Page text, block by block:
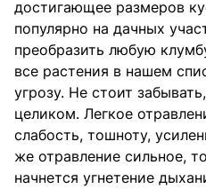
достигающее размеров
популярно на дачных
преобразить любую
все растения в нашем
угрозу. Не стоит
целиком. Легкое
слабость, тошноту,
же отравление сильное,
начнется угнетение